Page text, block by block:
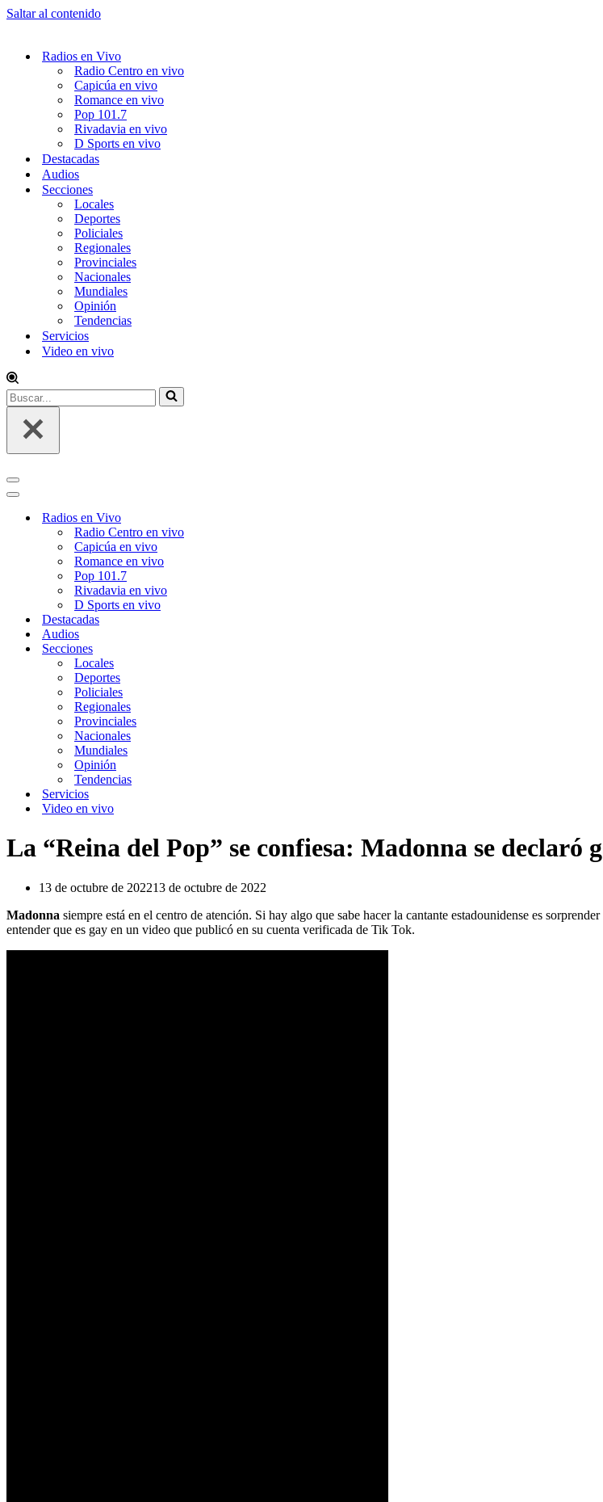
Saltar al contenido
Radios en Vivo
Radio Centro en vivo
Capicúa en vivo
Romance en vivo
Pop 101.7
Rivadavia en vivo
D Sports en vivo
Destacadas
Audios
Secciones
Locales
Deportes
Policiales
Regionales
Provinciales
Nacionales
Mundiales
Opinión
Tendencias
Servicios
Video en vivo
Radios en Vivo
Radio Centro en vivo
Capicúa en vivo
Romance en vivo
Pop 101.7
Rivadavia en vivo
D Sports en vivo
Destacadas
Audios
Secciones
Locales
Deportes
Policiales
Regionales
Provinciales
Nacionales
Mundiales
Opinión
Tendencias
Servicios
Video en vivo
La “Reina del Pop” se confiesa: Madonna se declaró
13 de octubre de 202213 de octubre de 2022
Madonna siempre está en el centro de atención. Si hay algo que sabe hacer la cantante estadounidense es
entender que es gay en un video que publicó en su cuenta verificada de Tik Tok.